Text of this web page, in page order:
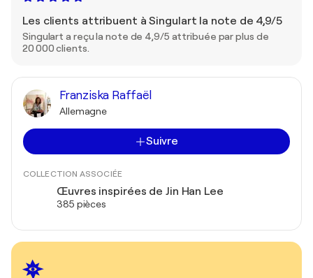
Les clients attribuent à Singulart la note de 4,9/5
Singulart a reçu la note de 4,9/5 attribuée par plus de
20 000 clients.
Franziska Raffaël
Allemagne
Suivre
COLLECTION ASSOCIÉE
Œuvres inspirées de Jin Han Lee
385 pièces